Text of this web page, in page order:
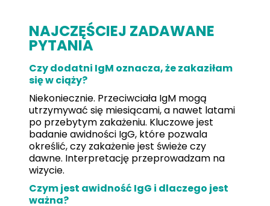
NAJCZĘŚCIEJ ZADAWANE
PYTANIA
Czy dodatni IgM oznacza, że zakaziłam
się w ciąży?
Niekoniecznie. Przeciwciała IgM mogą
utrzymywać się miesiącami, a nawet latami
po przebytym zakażeniu. Kluczowe jest
badanie awidności IgG, które pozwala
określić, czy zakażenie jest świeże czy
dawne. Interpretację przeprowadzam na
wizycie.
Czym jest awidność IgG i dlaczego jest
ważna?